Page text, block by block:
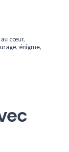
au cœur,
,énigme,